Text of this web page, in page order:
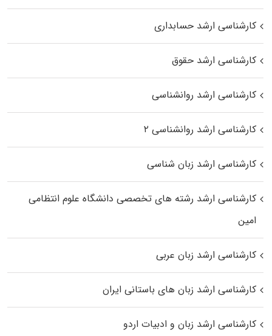
کارشناسی ارشد حسابداری
کارشناسی ارشد حقوق
کارشناسی ارشد روانشناسی
کارشناسی ارشد روانشناسی ۲
کارشناسی ارشد زبان شناسی
کارشناسی ارشد رﺷﺘﻪ ﻫﺎی تخصصی داﻧﺸﮕﺎه ﻋﻠﻮم انتظامی
اﻣﻴﻦ
کارشناسی ارشد زبان عربی
کارشناسی ارشد زبان‌ های باستانی ایران
کارشناسی ارشد زبان و ادبیات اردو